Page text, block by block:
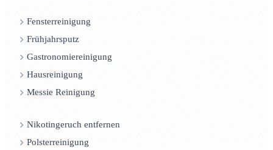
Fensterreinigung
Frühjahrsputz
Gastronomiereinigung
Hausreinigung
Messie Reinigung
Nikotingeruch entfernen
Polsterreinigung